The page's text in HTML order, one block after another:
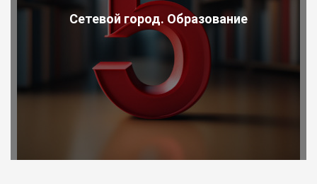
Сетевой город. Образование